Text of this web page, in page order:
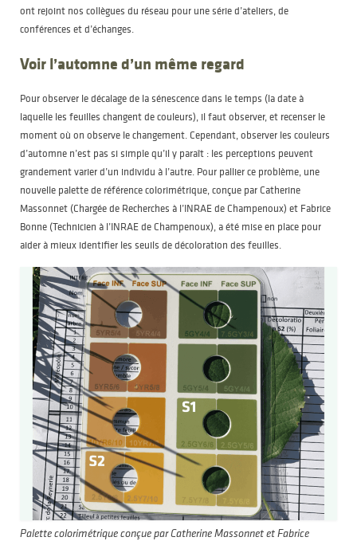
ont rejoint nos collègues du réseau pour une série d’ateliers, de
conférences et d’échanges.
Voir l’automne d’un même regard
Pour observer le décalage de la sénescence dans le temps (la date à
laquelle les feuilles changent de couleurs), il faut observer, et recenser le
moment où on observe le changement. Cependant, observer les couleurs
d’automne n’est pas si simple qu’il y paraît : les perceptions peuvent
grandement varier d’un individu à l’autre. Pour pallier ce problème, une
nouvelle palette de référence colorimétrique, conçue par Catherine
Massonnet (Chargée de Recherches à l’INRAE de Champenoux) et Fabrice
Bonne (Technicien à l’INRAE de Champenoux), a été mise en place pour
aider à mieux identifier les seuils de décoloration des feuilles.
Palette colorimétrique conçue par Catherine Massonnet et Fabrice